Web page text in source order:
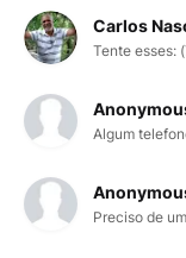
Carlos
Tente esses:
Algum
Preciso de